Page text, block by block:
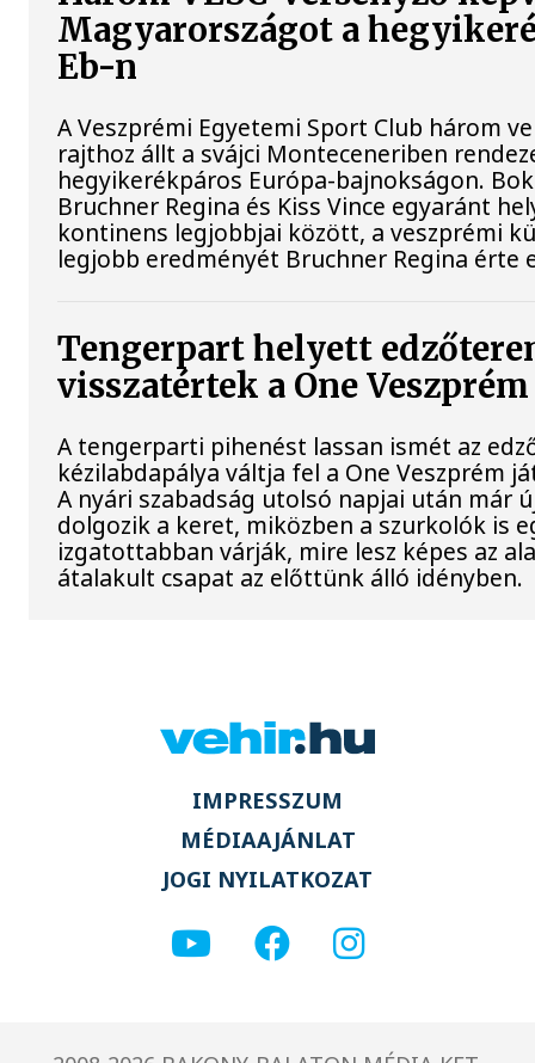
Magyarországot a
Eb-n
A Veszprémi Egyetemi Sport Club három
rajthoz állt a svájci Monteceneriben
hegyikerékpáros Európa-bajnokságon.
Bruchner Regina és Kiss Vince egyaránt
kontinens legjobbjai között, a veszprémi
legjobb eredményét Bruchner Regina érte
Tengerpart helyett
visszatértek a One
A tengerparti pihenést lassan ismét az
kézilabdapálya váltja fel a One Veszprém
A nyári szabadság utolsó napjai után már
dolgozik a keret, miközben a szurkolók is
izgatottabban várják, mire lesz képes az
átalakult csapat az előttünk álló idényben.
IMPRESSZUM
MÉDIAAJÁNLAT
JOGI NYILATKOZAT